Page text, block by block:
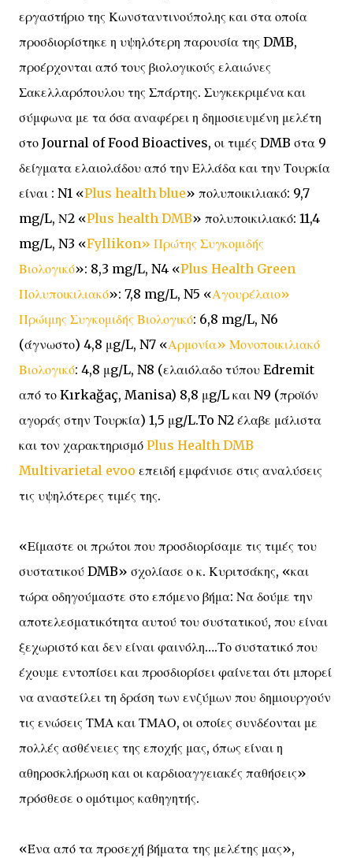
εργαστήριο της Κωνσταντινούπολης και στα οποία
προσδιορίστηκε η υψηλότερη παρουσία της DMB,
προέρχονται από τους βιολογικούς ελαιώνες
Σακελλαρόπουλου της Σπάρτης. Συγκεκριμένα και
σύμφωνα με τα όσα αναφέρει η δημοσιευμένη μελέτη
στο Journal of Food Bioactives, οι τιμές DMB στα 9
δείγματα ελαιολάδου από την Ελλάδα και την Τουρκία
είναι : N1 «Plus health blue» πολυποικιλιακό: 9,7
mg/L, Ν2 «Plus health DMB» πολυποικιλιακό: 11,4
mg/L, N3 «Fyllikon» Πρώτης Συγκομιδής
Βιολογικό»: 8,3 mg/L, N4 «Plus Health Green
Πολυποικιλιακό»: 7,8 mg/L, N5 «Αγουρέλαιο»
Πρώιμης Συγκομιδής Βιολογικό: 6,8 mg/L, N6
(άγνωστο) 4,8 μg/L, N7 «Αρμονία» Μονοποικιλιακό
Βιολογικό: 4,8 μg/L, N8 (ελαιόλαδο τύπου Edremit
από το Kırkağaç, Manisa) 8,8 μg/L και N9 (προϊόν
αγοράς στην Τουρκία) 1,5 μg/L.To N2 έλαβε μάλιστα
και τον χαρακτηρισμό Plus Health DMB
Multivarietal evoo επειδή εμφάνισε στις αναλύσεις
τις υψηλότερες τιμές της.
«Είμαστε οι πρώτοι που προσδιορίσαμε τις τιμές του
συστατικού DMB» σχολίασε ο κ. Κυριτσάκης, «και
τώρα οδηγούμαστε στο επόμενο βήμα: Να δούμε την
αποτελεσματικότητα αυτού του συστατικού, που είναι
ξεχωριστό και δεν είναι φαινόλη….Το συστατικό που
έχουμε εντοπίσει και προσδιορίσει φαίνεται ότι μπορεί
να αναστείλει τη δράση των ενζύμων που δημιουργούν
τις ενώσεις ΤΜΑ και ΤΜΑΟ, οι οποίες συνδέονται με
πολλές ασθένειες της εποχής μας, όπως είναι η
αθηροσκλήρωση και οι καρδιοαγγειακές παθήσεις»
πρόσθεσε ο ομότιμος καθηγητής.
«Ένα από τα προσεχή βήματα της μελέτης μας»,